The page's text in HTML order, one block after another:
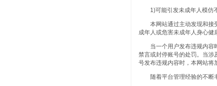
1)可能引发未成年人模仿不
本网站通过主动发现和接受
成年人或危害未成年人身心健
当一个用户发布违规内容时
禁言或封停账号的处罚。当涉
号发布违规内容时，本网站将
随着平台管理经验的不断丰